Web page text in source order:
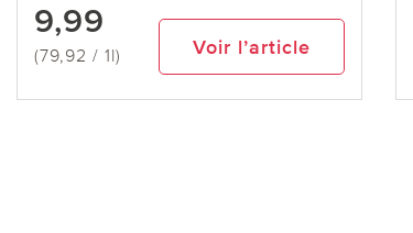
9,99
(79,92 / 1l) Voir l’article